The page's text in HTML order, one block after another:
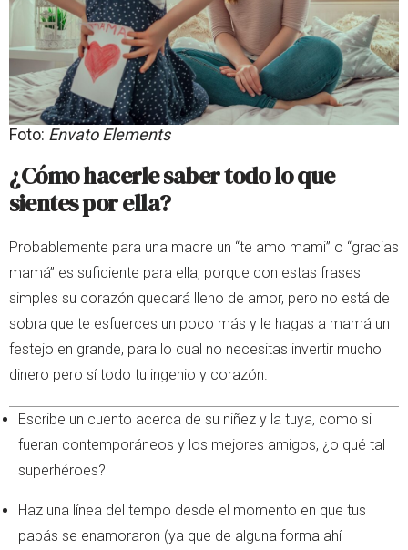
Foto: Envato Elements
¿Cómo hacerle saber todo lo que
sientes por ella?
Probablemente para una madre un “te amo mami” o “gracias
mamá” es suficiente para ella, porque con estas frases
simples su corazón quedará lleno de amor, pero no está de
sobra que te esfuerces un poco más y le hagas a mamá un
festejo en grande, para lo cual no necesitas invertir mucho
dinero pero sí todo tu ingenio y corazón.
Escribe un cuento acerca de su niñez y la tuya, como si
fueran contemporáneos y los mejores amigos, ¿o qué tal
superhéroes?
Haz una línea del tempo desde el momento en que tus
papás se enamoraron (ya que de alguna forma ahí